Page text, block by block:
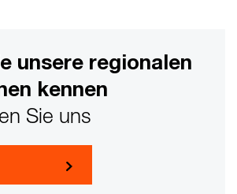
unsere regionalen
kennen
Sie uns